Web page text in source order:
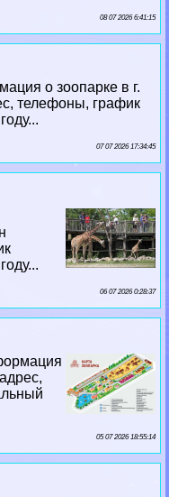
08 07 2026 6:41:15
о зоопарке в г.
телефоны, график
07 07 2026 17:34:45
06 07 2026 0:28:37
05 07 2026 18:55:14